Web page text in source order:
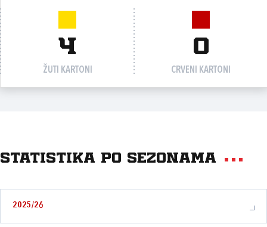
4
ŽUTI KARTONI
0
CRVENI KARTONI
Statistika po sezonama
2025/26